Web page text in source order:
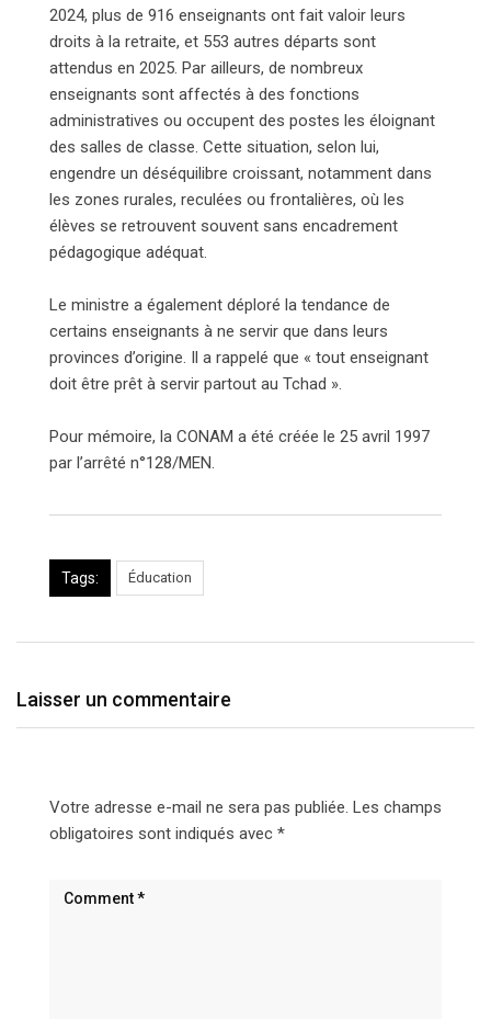
2024, plus de 916 enseignants ont fait valoir leurs
droits à la retraite, et 553 autres départs sont
attendus en 2025. Par ailleurs, de nombreux
enseignants sont affectés à des fonctions
administratives ou occupent des postes les éloignant
des salles de classe. Cette situation, selon lui,
engendre un déséquilibre croissant, notamment dans
les zones rurales, reculées ou frontalières, où les
élèves se retrouvent souvent sans encadrement
pédagogique adéquat.
Le ministre a également déploré la tendance de
certains enseignants à ne servir que dans leurs
provinces d’origine. Il a rappelé que « tout enseignant
doit être prêt à servir partout au Tchad ».
Pour mémoire, la CONAM a été créée le 25 avril 1997
par l’arrêté n°128/MEN.
Tags: Éducation
Laisser un commentaire
Votre adresse e-mail ne sera pas publiée. Les champs
obligatoires sont indiqués avec *